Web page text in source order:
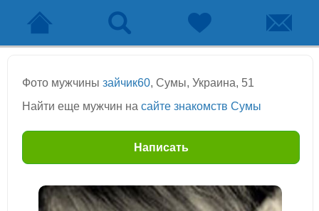
Фото мужчины зайчик60, Сумы, Украина, 51
Найти еще мужчин на сайте знакомств Сумы
Написать